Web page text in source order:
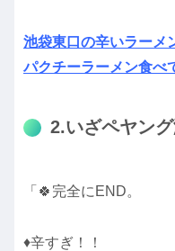
池袋東口の辛いラーメ
パクチーラーメン食べ
2.いざペヤン
「🍀完全にEND。
♦辛すぎ！！